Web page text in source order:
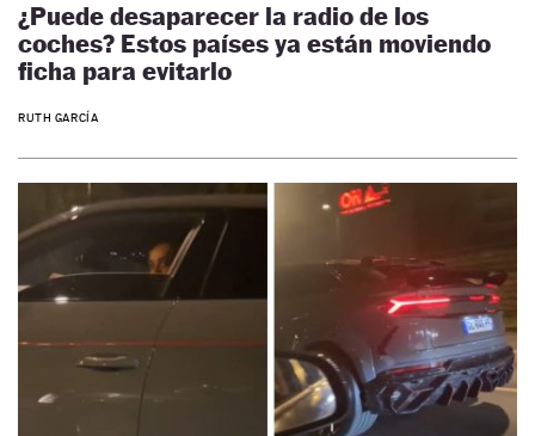
¿Puede desaparecer la radio de los
coches? Estos países ya están moviendo
ficha para evitarlo
RUTH GARCÍA